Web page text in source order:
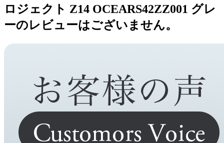
ロジェクト Z14 OCEARS42ZZ001 グレ
ーのレビューはございません。